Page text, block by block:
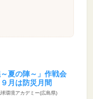
～夏の陣～」作戦会
月は防災月間
環境アカデミー(広島県)